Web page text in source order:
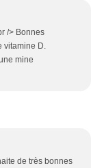
/> Bonnes
vitamine D.
mine
de très bonnes